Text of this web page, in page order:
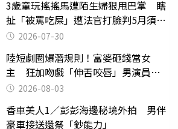
3歲童玩搖搖馬遭陌生婦狠甩巴掌 瞎
扯「被罵吃屎」遭法官打臉判5月須入
監 2026-07-30
陸短劇圈爆潛規則！富婆砸錢當女
主 狂加吻戲「伸舌咬唇」男演員崩
潰 2026-08-03
香車美人1／彭彭海邊秘境外拍 男伴
豪車接送還祭「鈔能力」